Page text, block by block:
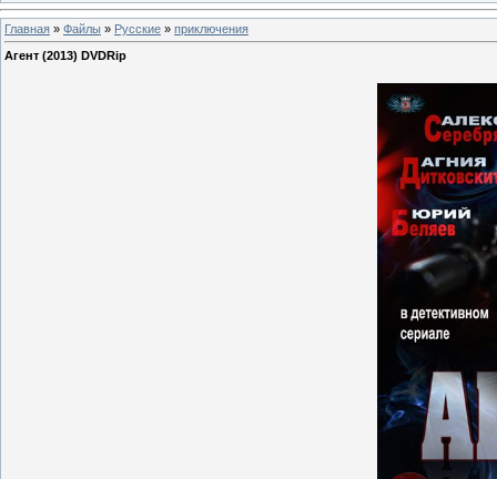
Главная » Файлы » Русские » приключения
Агент (2013) DVDRip